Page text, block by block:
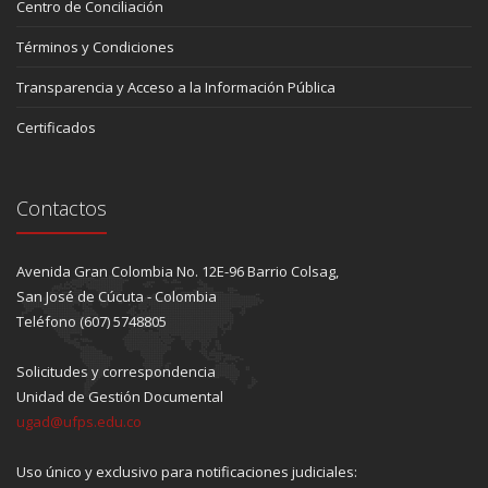
Centro de Conciliación
Términos y Condiciones
Transparencia y Acceso a la Información Pública
Certificados
Contactos
Avenida Gran Colombia No. 12E-96 Barrio Colsag,
San José de Cúcuta - Colombia
Teléfono (607) 5748805
Solicitudes y correspondencia
Unidad de Gestión Documental
ugad@ufps.edu.co
Uso único y exclusivo para notificaciones judiciales: